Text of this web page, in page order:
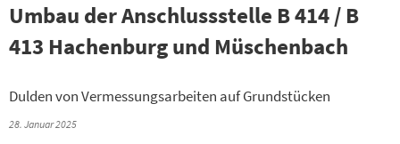
Umbau der Anschlussstelle B 414 / B
413 Hachenburg und Müschenbach
Dulden von Vermessungsarbeiten auf Grundstücken
28. Januar 2025